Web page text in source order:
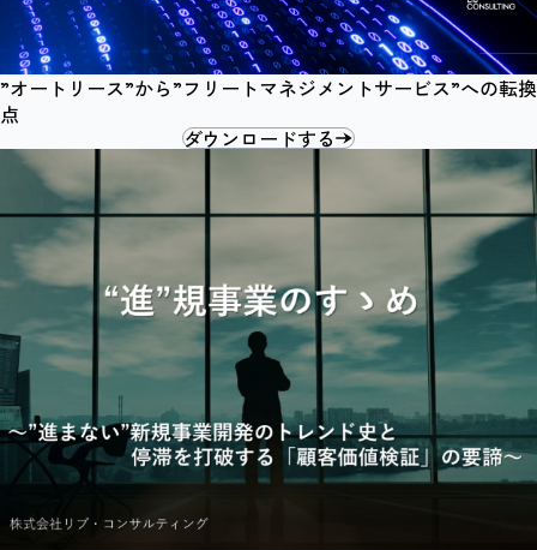
”オートリース”から”フリートマネジメントサービス”への転換
点
ダウンロードする